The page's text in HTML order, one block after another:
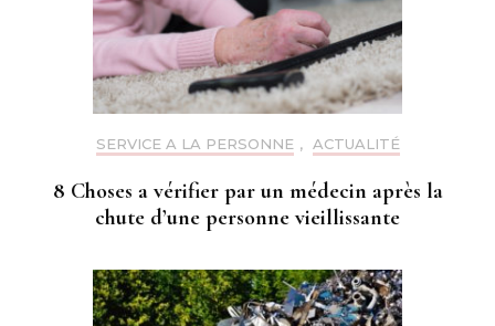
SERVICE A LA PERSONNE , ACTUALITÉ
8 Choses a vérifier par un médecin après la
chute d’une personne vieillissante